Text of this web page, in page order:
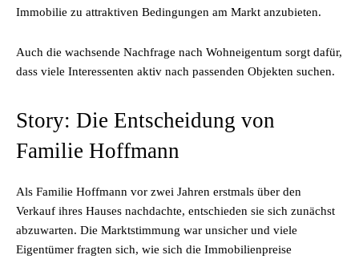
Immobilie zu attraktiven Bedingungen am Markt anzubieten.
Auch die wachsende Nachfrage nach Wohneigentum sorgt dafür,
dass viele Interessenten aktiv nach passenden Objekten suchen.
Story: Die Entscheidung von
Familie Hoffmann
Als Familie Hoffmann vor zwei Jahren erstmals über den
Verkauf ihres Hauses nachdachte, entschieden sie sich zunächst
abzuwarten. Die Marktstimmung war unsicher und viele
Eigentümer fragten sich, wie sich die Immobilienpreise